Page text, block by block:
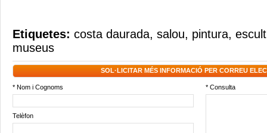
Etiquetes: costa daurada, salou, pintura,
museus
SOL·LICITAR MÉS INFORMACIÓ PER CORREU
* Nom i Cognoms * Consulta
Telèfon